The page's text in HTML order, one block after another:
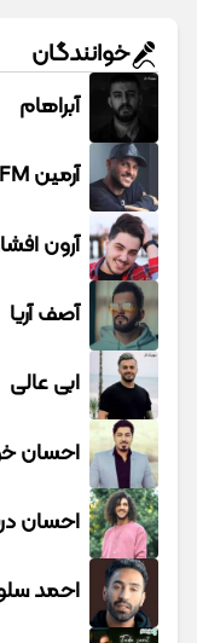
خوانندگان
آبراهام
آرمین 2AFM
آرون
آصف آریا
ابی عالی
احسان
احسان
احمد